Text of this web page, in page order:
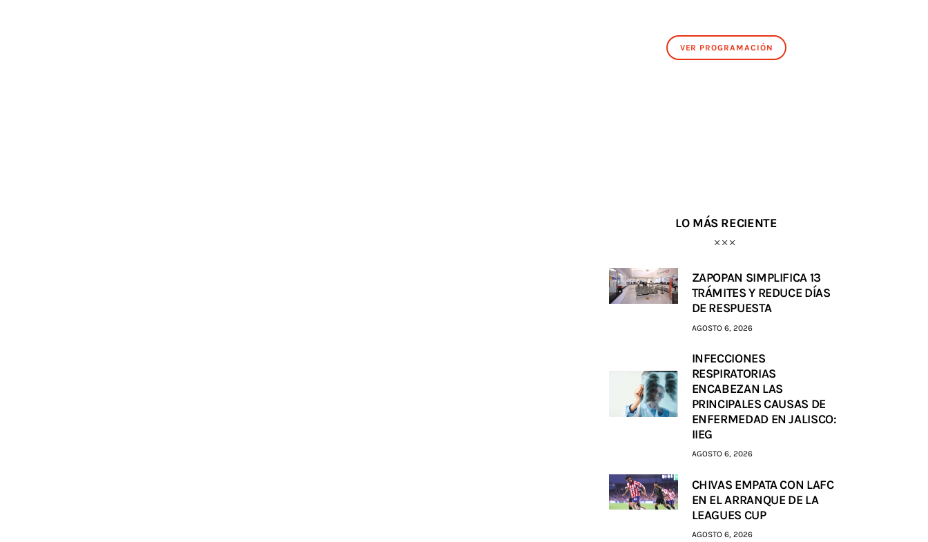
VER PROGRAMACIÓN
LO MÁS RECIENTE
ZAPOPAN SIMPLIFICA 13
TRÁMITES Y REDUCE DÍAS
DE RESPUESTA
AGOSTO 6, 2026
INFECCIONES
RESPIRATORIAS
ENCABEZAN LAS
PRINCIPALES CAUSAS DE
ENFERMEDAD EN JALISCO:
IIEG
AGOSTO 6, 2026
CHIVAS EMPATA CON LAFC
EN EL ARRANQUE DE LA
LEAGUES CUP
AGOSTO 6, 2026